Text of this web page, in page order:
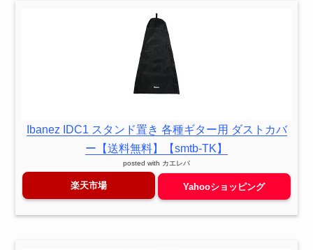
Ibanez IDC1 スタンド置き 各種ギター用 ダストカバ
ー【送料無料】【smtb-TK】
posted with カエレバ
楽天市場 Yahooショッピング